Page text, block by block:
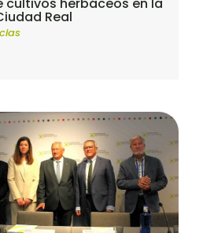
Real